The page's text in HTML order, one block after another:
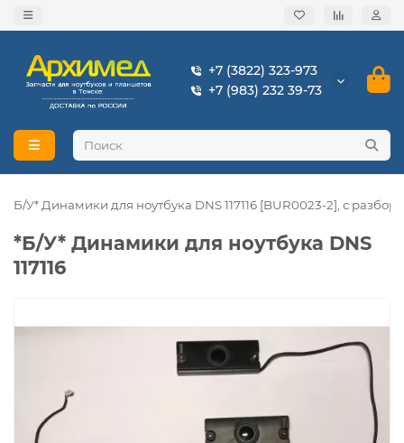
+7 (3822) 323-973
+7 (983) 232 39-73
*Б/У* Динамики для ноутбука DNS 117116 [BUR0023-2], с разбора
*Б/У* Динамики для ноутбука DNS
117116